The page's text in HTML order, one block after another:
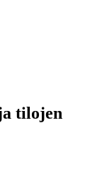
tilojen